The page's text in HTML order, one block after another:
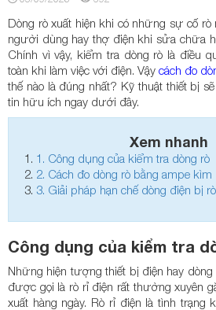
Dòng rò xuất hiện khi có những sự cố
người dùng hay thợ điện khi sửa chữa
Chính vì vậy, kiểm tra dòng rò là điều
toàn khi làm việc với điện. Vậy cách đo
thế nào là đúng nhất? Kỹ thuật thiết bị
tin hữu ích ngay dưới đây.
Xem nhanh
1. Công dụng của kiểm tra dòng rò
2. Cách đo dòng rò bằng ampe kìm
3. Giải pháp hạn chế dòng điện bị rò
Công dụng của kiểm tra
Những hiện tượng thiết bị điện hay dòng
được gọi là rò rỉ điện rất thường xuyên
xuất hàng ngày. Rò rỉ điện là tình